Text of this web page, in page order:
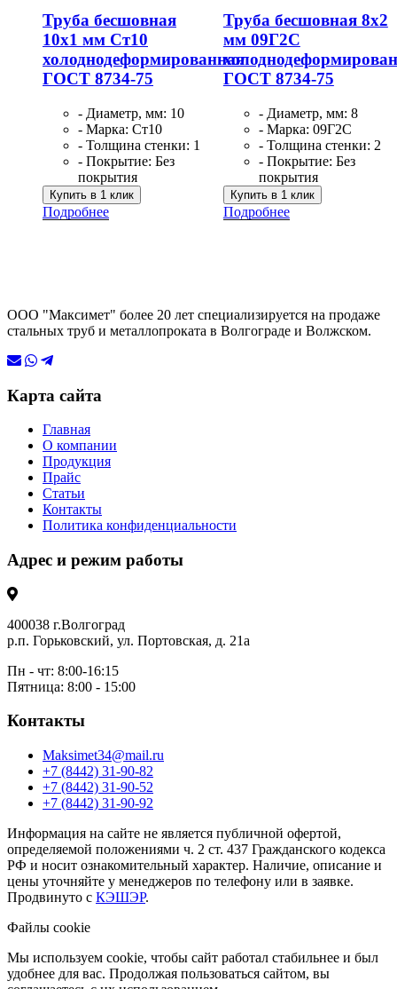
Труба бесшовная
10х1 мм Ст10
холоднодеформированная
ГОСТ 8734-75
- Диаметр, мм: 10
- Марка: Ст10
- Толщина стенки: 1
- Покрытие: Без
покрытия
Купить в 1 клик
Подробнее
Труба бесшовная 8х2
мм 09Г2С
ГОСТ 8734-75
- Диаметр, мм: 8
- Марка: 09Г2С
- Толщина стенки: 2
- Покрытие: Без
покрытия
Купить в 1 клик
Подробнее
ООО "Максимет" более 20 лет специализируется на продаже
стальных труб и металлопроката в Волгограде и Волжском.
Карта сайта
Главная
О компании
Продукция
Прайс
Статьи
Контакты
Политика конфиденциальности
Адрес и режим работы
400038 г.Волгоград
р.п. Горьковский, ул. Портовская, д. 21а
Пн - чт: 8:00-16:15
Пятница: 8:00 - 15:00
Контакты
Maksimet34@mail.ru
+7 (8442) 31-90-82
+7 (8442) 31-90-52
+7 (8442) 31-90-92
Информация на сайте не является публичной офертой,
определяемой положениями ч. 2 ст. 437 Гражданского кодекса
РФ и носит ознакомительный характер. Наличие, описание и
цены уточняйте у менеджеров по телефону или в заявке.
Продвинуто с КЭШЭР.
Файлы cookie
Мы используем cookie, чтобы сайт работал стабильнее и был
удобнее для вас. Продолжая пользоваться сайтом, вы